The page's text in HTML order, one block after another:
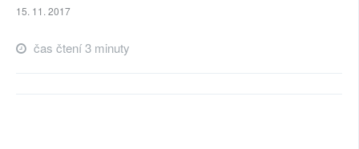
15. 11. 2017
čas čtení 3 minuty